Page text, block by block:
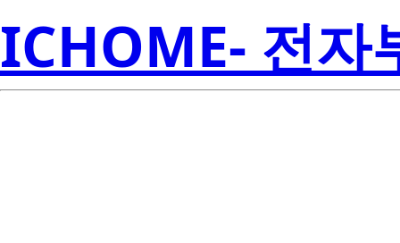
ICHOME- 전자